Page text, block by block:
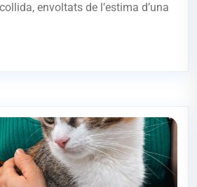
envoltats de l’estima d’una